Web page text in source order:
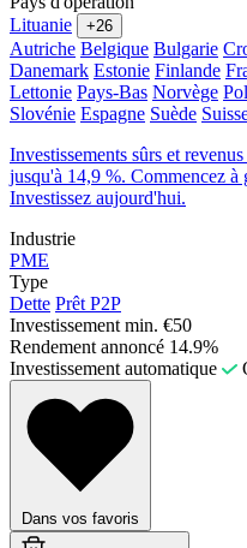
Lituanie
+26
Autriche Belgique Bulgarie
Danemark Estonie Finlande
Lettonie Pays-Bas Norvège
Slovénie Espagne Suède
Investissements sûrs et
jusqu'à 14,9 %. Commencez à
Investissez aujourd'hui.
Industrie
PME
Type
Dette Prêt P2P
Investissement min. €50
Rendement annoncé 14.9%
Investissement automatique
Dans vos favoris